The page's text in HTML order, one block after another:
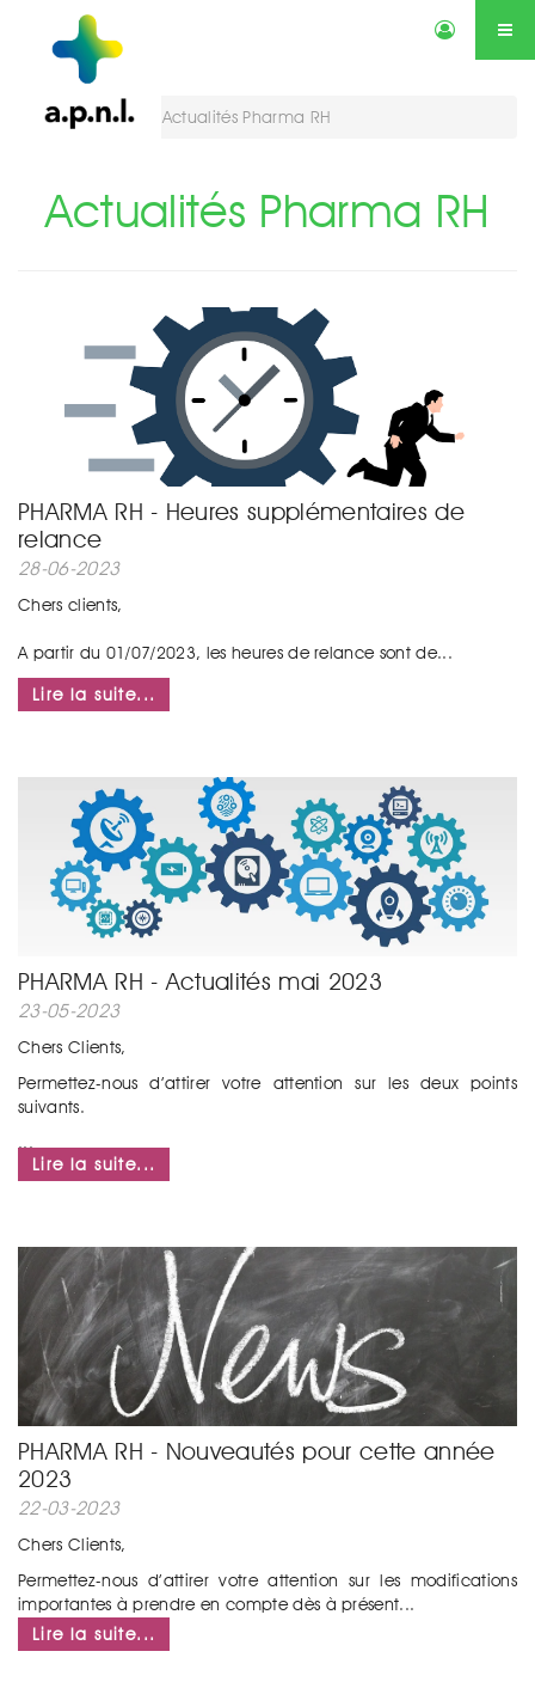
Actualités Annonces Qui sommes-nous ?
Vous êtes ici : Actualités Pharma RH
Actualités Pharma RH
PHARMA RH - Heures supplémentaires de
relance
28-06-2023
Chers clients,
A partir du 01/07/2023, les heures de relance sont de...
Lire la suite...
PHARMA RH - Actualités mai 2023
23-05-2023
Chers Clients,
Permettez-nous d’attirer votre attention sur les deux points
suivants.
...
Lire la suite...
PHARMA RH - Nouveautés pour cette année
2023
22-03-2023
Chers Clients,
Permettez-nous d’attirer votre attention sur les modifications
importantes à prendre en compte dès à présent...
Lire la suite...